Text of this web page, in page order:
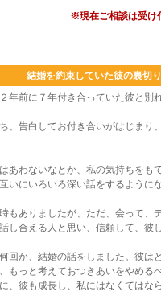
※現在ご相談は受け
結婚を約束していた彼の裏切
年前に７年付き合っていた彼と別
、告白してお付き合いがはじまり
あわないなとか、私の気持ちをも
いにいろいろ深い話をするように
もありましたが、ただ、会って、
し合える人と思い、信頼して、彼
回か、結婚の話をしました。彼は
もっと考えておつきあいをやめる
、彼も成長し、私にはなくてはな